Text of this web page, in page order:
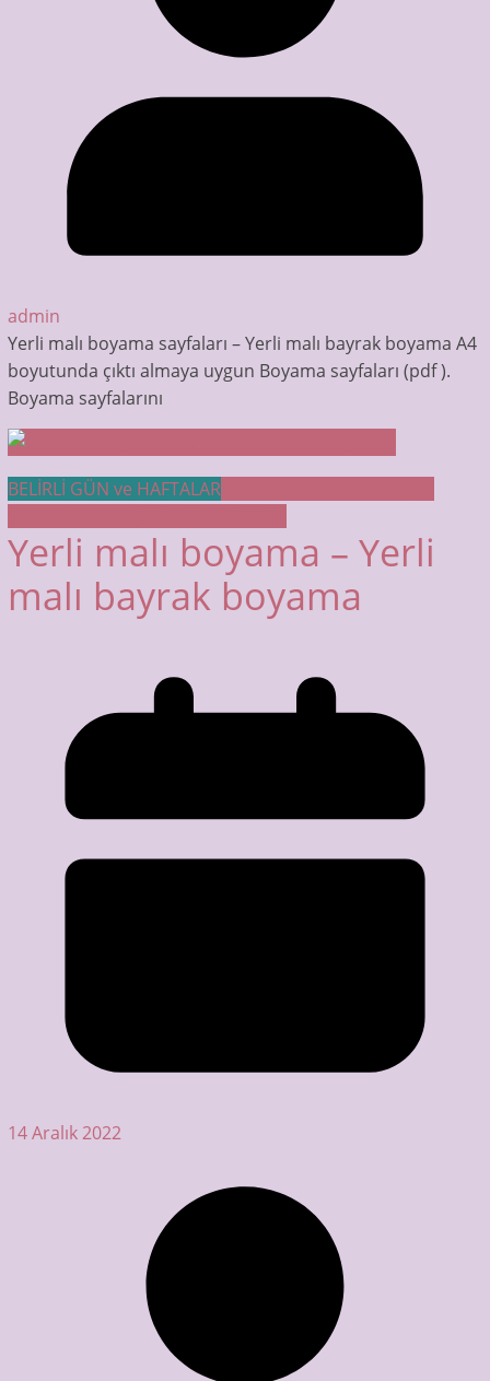
admin
Yerli malı boyama sayfaları – Yerli malı bayrak boyama A4
boyutunda çıktı almaya uygun Boyama sayfaları (pdf ).
Boyama sayfalarını
BELİRLİ GÜN ve HAFTALARBOYAMA SAYFALARI
Yerli malı boyama – Yerli
malı bayrak boyama
14 Aralık 2022